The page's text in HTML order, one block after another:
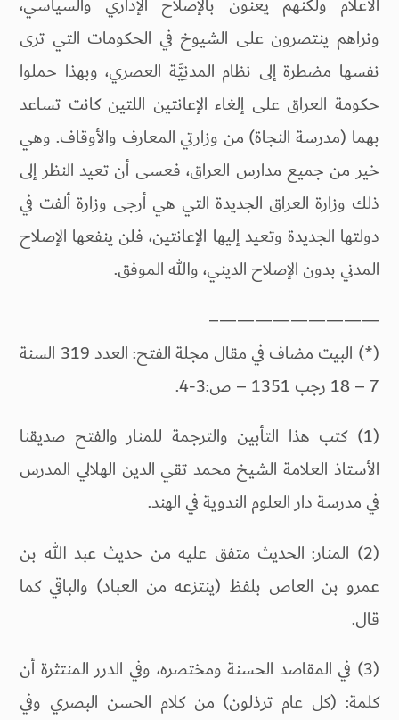
ونراهم ينتصرون على الشيوخ في الحكومات التي ترى
نفسها مضطرة إلى نظام المدنِيَّة العصري، وبهذا حملوا
حكومة العراق على إلغاء الإعانتين اللتين كانت تساعد
بهما (مدرسة النجاة) من وزارتي المعارف والأوقاف. وهي
خير من جميع مدارس العراق، فعسى أن تعيد النظر إلى
ذلك وزارة العراق الجديدة التي هي أرجى وزارة ألفت في
دولتها الجديدة وتعيد إليها الإعانتين، فلن ينفعها الإصلاح
المدني بدون الإصلاح الديني، والله الموفق.
—————————–
(*) البيت مضاف في مقال مجلة الفتح: العدد 319 السنة
7 – 18 رجب 1351 – ص:3-4.
(1) كتب هذا التأبين والترجمة للمنار والفتح صديقنا
الأستاذ العلامة الشيخ محمد تقي الدين الهلالي المدرس
في مدرسة دار العلوم الندوية في الهند.
(2) المنار: الحديث متفق عليه من حديث عبد الله بن
عمرو بن العاص بلفظ (ينتزعه من العباد) والباقي كما
قال.
(3) في المقاصد الحسنة ومختصره، وفي الدرر المنتثرة أن
كلمة: (كل عام ترذلون) من كلام الحسن البصري وفي